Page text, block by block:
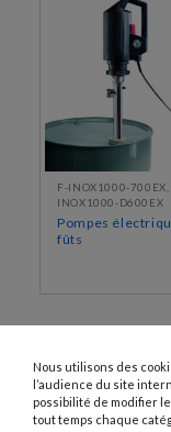
F-INOX1000-700EX,
INOX1000-D600EX
Pompes
fûts
Nous utilisons des
l’audience du site
possibilité de modifier
tout temps chaque